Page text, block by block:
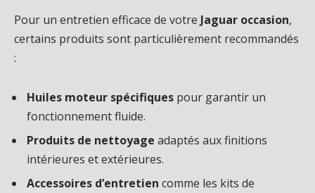
Pour un entretien efficace de votre Jaguar occasion,
certains produits sont particulièrement recommandés
:
Huiles moteur spécifiques pour garantir un
fonctionnement fluide.
Produits de nettoyage adaptés aux finitions
intérieures et extérieures.
Accessoires d’entretien comme les kits de